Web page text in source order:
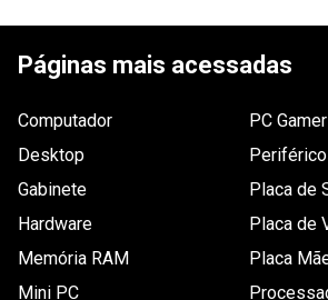
ESCREVER AVALIAÇÃO
Páginas mais acessadas
Computador
Desktop
Gabinete
Hardware
Memória RAM
Mini PC
PC Gamer
Placa de
Placa de
Placa